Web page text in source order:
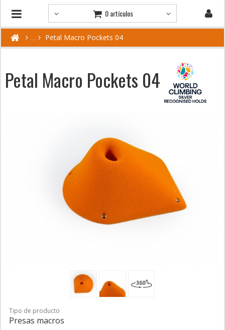
0 artículos
Petal Macro Pockets 04
Petal Macro Pockets 04
Tipo de producto
Presas macros